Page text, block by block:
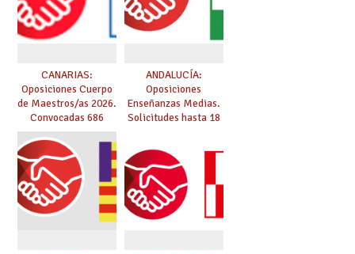
CANARIAS:
Oposiciones Cuerpo
de Maestros/as 2026.
Convocadas 686
plazas. Solicitudes
del 26 de marzo al 24
de abril.
ANDALUCÍA:
Oposiciones
Enseñanzas Medias.
Solicitudes hasta 18